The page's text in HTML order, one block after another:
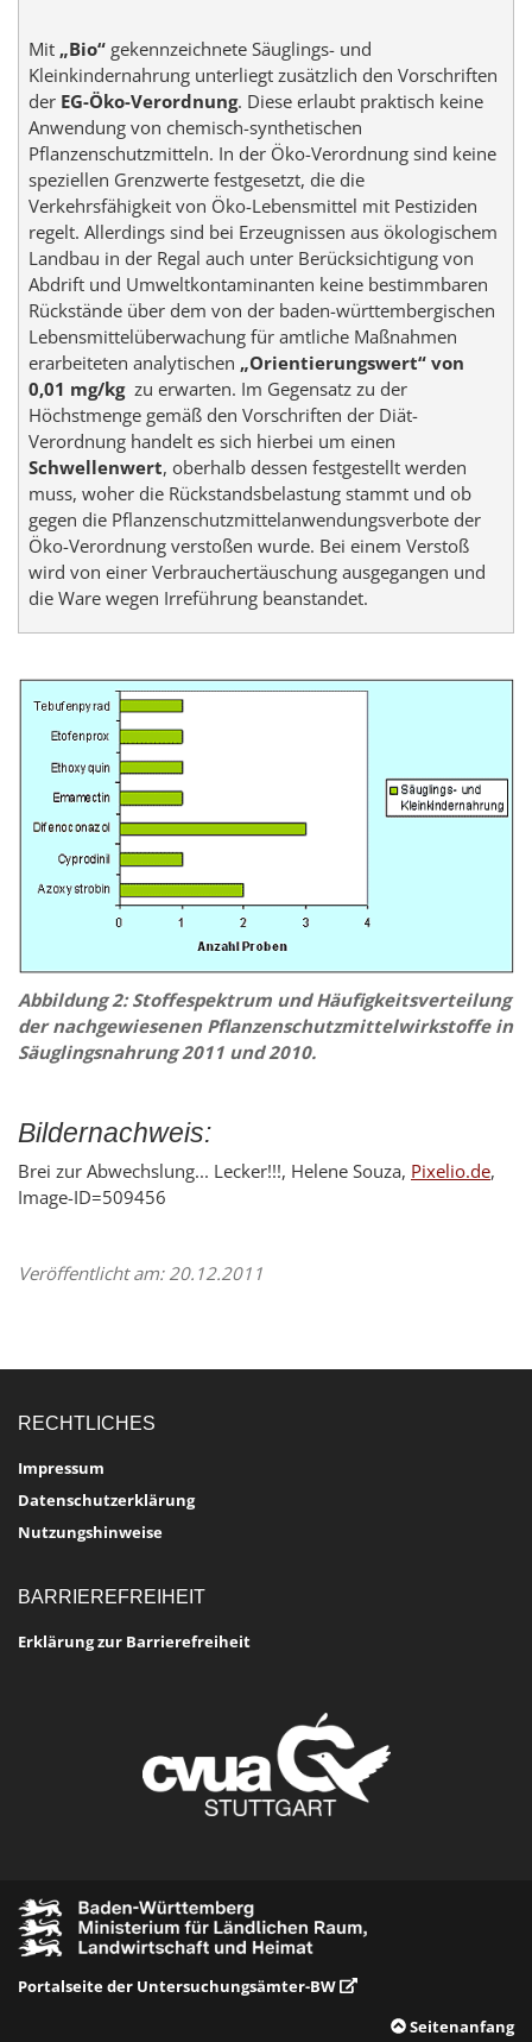
Mit „Bio“ gekennzeichnete Säuglings- und
Kleinkindernahrung unterliegt zusätzlich den Vorschriften
der EG-Öko-Verordnung. Diese erlaubt praktisch keine
Anwendung von chemisch-synthetischen
Pflanzenschutzmitteln. In der Öko-Verordnung sind keine
speziellen Grenzwerte festgesetzt, die die
Verkehrsfähigkeit von Öko-Lebensmittel mit Pestiziden
regelt. Allerdings sind bei Erzeugnissen aus ökologischem
Landbau in der Regal auch unter Berücksichtigung von
Abdrift und Umweltkontaminanten keine bestimmbaren
Rückstände über dem von der baden-württembergischen
Lebensmittelüberwachung für amtliche Maßnahmen
erarbeiteten analytischen „Orientierungswert“ von
0,01 mg/kgzu erwarten. Im Gegensatz zu der
Höchstmenge gemäß den Vorschriften der Diät-
Verordnung handelt es sich hierbei um einen
Schwellenwert, oberhalb dessen festgestellt werden
muss, woher die Rückstandsbelastung stammt und ob
gegen die Pflanzenschutzmittelanwendungsverbote der
Öko-Verordnung verstoßen wurde. Bei einem Verstoß
wird von einer Verbrauchertäuschung ausgegangen und
die Ware wegen Irreführung beanstandet.
Abbildung 2: Stoffespektrum und Häufigkeitsverteilung
der nachgewiesenen Pflanzenschutzmittelwirkstoffe in
Säuglingsnahrung 2011 und 2010.
Bildernachweis:
Brei zur Abwechslung... Lecker!!!, Helene Souza, Pixelio.de,
Image-ID=509456
Veröffentlicht am: 20.12.2011
RECHTLICHES
Impressum
Datenschutzerklärung
Nutzungshinweise
BARRIEREFREIHEIT
Erklärung zur Barrierefreiheit
Portalseite der Untersuchungsämter-BW
Seitenanfang